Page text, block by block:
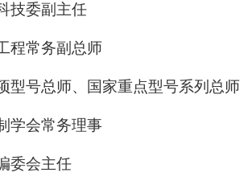
技委副主任
程常务副总师
型号总师、国家重点型号系列总师
学会常务理事
委会主任